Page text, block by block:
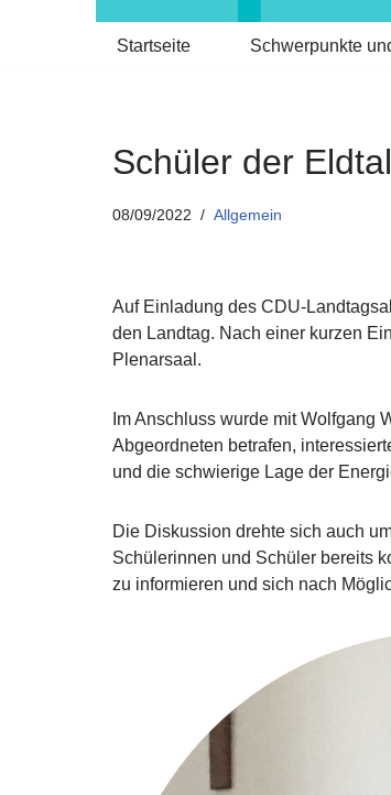
Startseite Schwerpunkte
Schüler der
08/09/2022 Allgemein
Auf Einladung des CDU-
den Landtag. Nach einer kurzen
Plenarsaal.
Im Anschluss wurde mit
Abgeordneten betrafen,
und die schwierige Lage der
Die Diskussion drehte sich auch
Schülerinnen und Schüler bereits
zu informieren und sich nach